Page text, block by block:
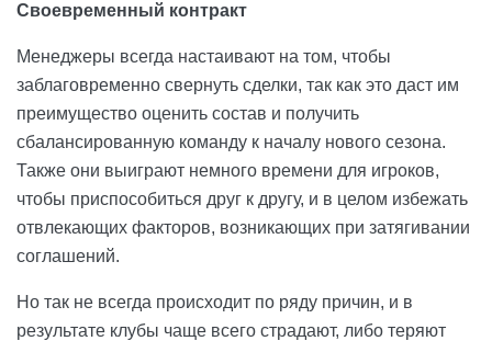
Своевременный контракт
Менеджеры всегда настаивают на том, чтобы
заблаговременно свернуть сделки, так как это даст им
преимущество оценить состав и получить
сбалансированную команду к началу нового сезона.
Также они выиграют немного времени для игроков,
чтобы приспособиться друг к другу, и в целом избежать
отвлекающих факторов, возникающих при затягивании
соглашений.
Но так не всегда происходит по ряду причин, и в
результате клубы чаще всего страдают, либо теряют